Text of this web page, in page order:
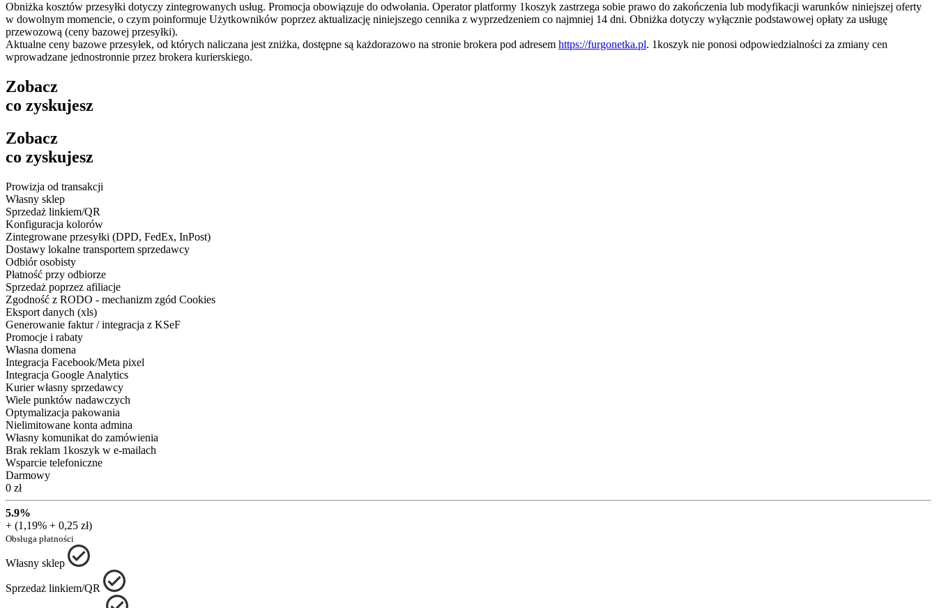
Obniżka kosztów przesyłki dotyczy zintegrowanych usług. Promocja obowiązuje do odwołania. Operator platformy 1koszyk zastrzega sobie prawo do zakończenia lub modyfikacji warunków niniejszej oferty
w dowolnym momencie, o czym poinformuje Użytkowników poprzez aktualizację niniejszego cennika z wyprzedzeniem co najmniej 14 dni. Obniżka dotyczy wyłącznie podstawowej opłaty za usługę
przewozową (ceny bazowej przesyłki).
Aktualne ceny bazowe przesyłek, od których naliczana jest zniżka, dostępne są każdorazowo na stronie brokera pod adresem https://furgonetka.pl. 1koszyk nie ponosi odpowiedzialności za zmiany cen
wprowadzane jednostronnie przez brokera kurierskiego.
Zobacz
co zyskujesz
Zobacz
co zyskujesz
Prowizja od transakcji
Własny sklep
Sprzedaż linkiem/QR
Konfiguracja kolorów
Zintegrowane przesyłki (DPD, FedEx, InPost)
Dostawy lokalne transportem sprzedawcy
Odbiór osobisty
Płatność przy odbiorze
Sprzedaż poprzez afiliacje
Zgodność z RODO - mechanizm zgód Cookies
Eksport danych (xls)
Generowanie faktur / integracja z KSeF
Promocje i rabaty
Własna domena
Integracja Facebook/Meta pixel
Integracja Google Analytics
Kurier własny sprzedawcy
Wiele punktów nadawczych
Optymalizacja pakowania
Nielimitowane konta admina
Własny komunikat do zamówienia
Brak reklam 1koszyk w e-mailach
Wsparcie telefoniczne
Darmowy
0 zł
5.9%
+ (1,19% + 0,25 zł)
Obsługa płatności
Własny sklep
Sprzedaż linkiem/QR